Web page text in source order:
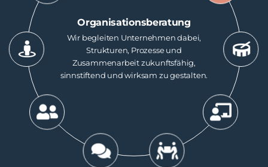
Organisationsberatung
Wir begleiten Unternehmen dabei,
Strukturen, Prozesse und
Zusammenarbeit zukunftsfähig,
sinnstiftend und wirksam zu gestalten.